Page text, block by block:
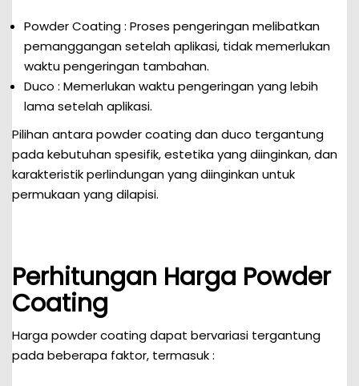
Powder Coating : Proses pengeringan melibatkan
pemanggangan setelah aplikasi, tidak memerlukan
waktu pengeringan tambahan.
Duco : Memerlukan waktu pengeringan yang lebih
lama setelah aplikasi.
Pilihan antara powder coating dan duco tergantung
pada kebutuhan spesifik, estetika yang diinginkan, dan
karakteristik perlindungan yang diinginkan untuk
permukaan yang dilapisi.
Perhitungan Harga Powder
Coating
Harga powder coating dapat bervariasi tergantung
pada beberapa faktor, termasuk :